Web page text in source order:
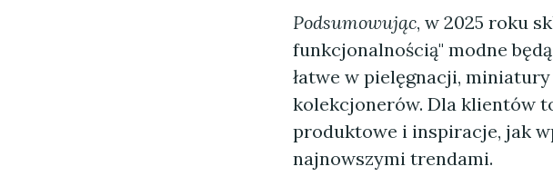
Podsumowując, w 2025 roku
funkcjonalnością" modne
łatwe w pielęgnacji,
kolekcjonerów. Dla klientów
produktowe i inspiracje, jak
najnowszymi trendami.